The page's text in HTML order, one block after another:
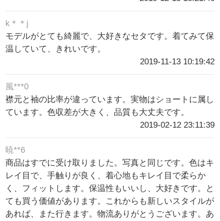
k＊＊j
モデルがとても綺麗で、大好きなセタです。着てみて保
温していて、きれいです。
2019-11-13 10:19:42
風***0
襟元と袖の比率が違っています。実物はショートに属し
ています。色収差が大きく、品質も大丈夫です。
2019-02-12 23:11:39
暁**6
商品はすでに受け取りました。写真と同じです。色はキ
レイ目で、手触りが良く、着心地もキレイ目で柔らか
く、フィットします。保温性もいいし、大好きです。と
ても買う価値があります。これからも新しいスタイルが
あれば、また行きます。物流ありがとうございます。あ